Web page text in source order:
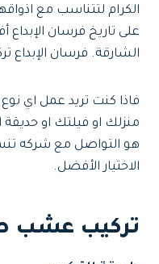
الكرام لتتناسب مع
على تاريخ فرسان
الشارقة. فرسان
فاذا كنت تريد عمل اي
منزلك او فيلتك او
هو التواصل مع شركه
الاختيار الأفضل.
تركيب عشب